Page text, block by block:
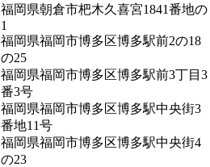
福岡県朝倉市杷木久喜宮1841番地の
1
福岡県福岡市博多区博多駅前2の18
の25
福岡県福岡市博多区博多駅前3丁目3
番3号
福岡県福岡市博多区博多駅中央街3
番地11号
福岡県福岡市博多区博多駅中央街4
の23